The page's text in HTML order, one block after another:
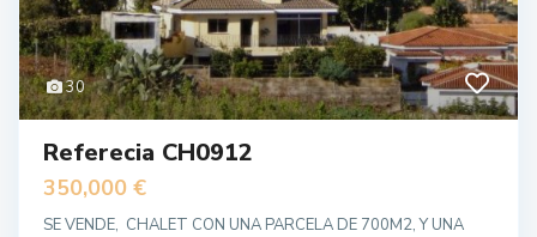
30
Referecia CH0912
350,000 €
SE VENDE, CHALET CON UNA PARCELA DE 700M2, Y UNA